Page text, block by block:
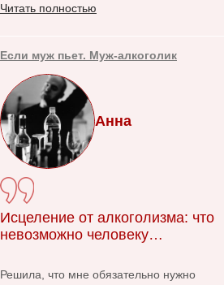
Читать полностью
Если муж пьет. Муж-алкоголик
Анна
Исцеление от алкоголизма: что
невозможно человеку…
Решила, что мне обязательно нужно